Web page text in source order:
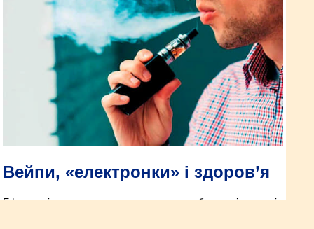
Вейпи, «електронки» і здоров’я
Ефективність електронних сигарет як засобу для відмови від